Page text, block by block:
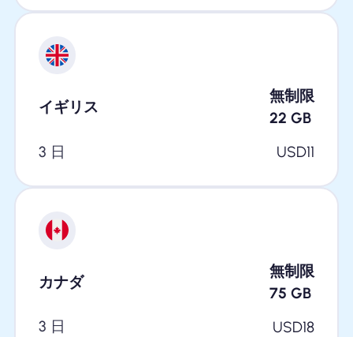
イギリス
無制限
22 GB
3 日
USD11
カナダ
無制限
75 GB
3 日
USD18